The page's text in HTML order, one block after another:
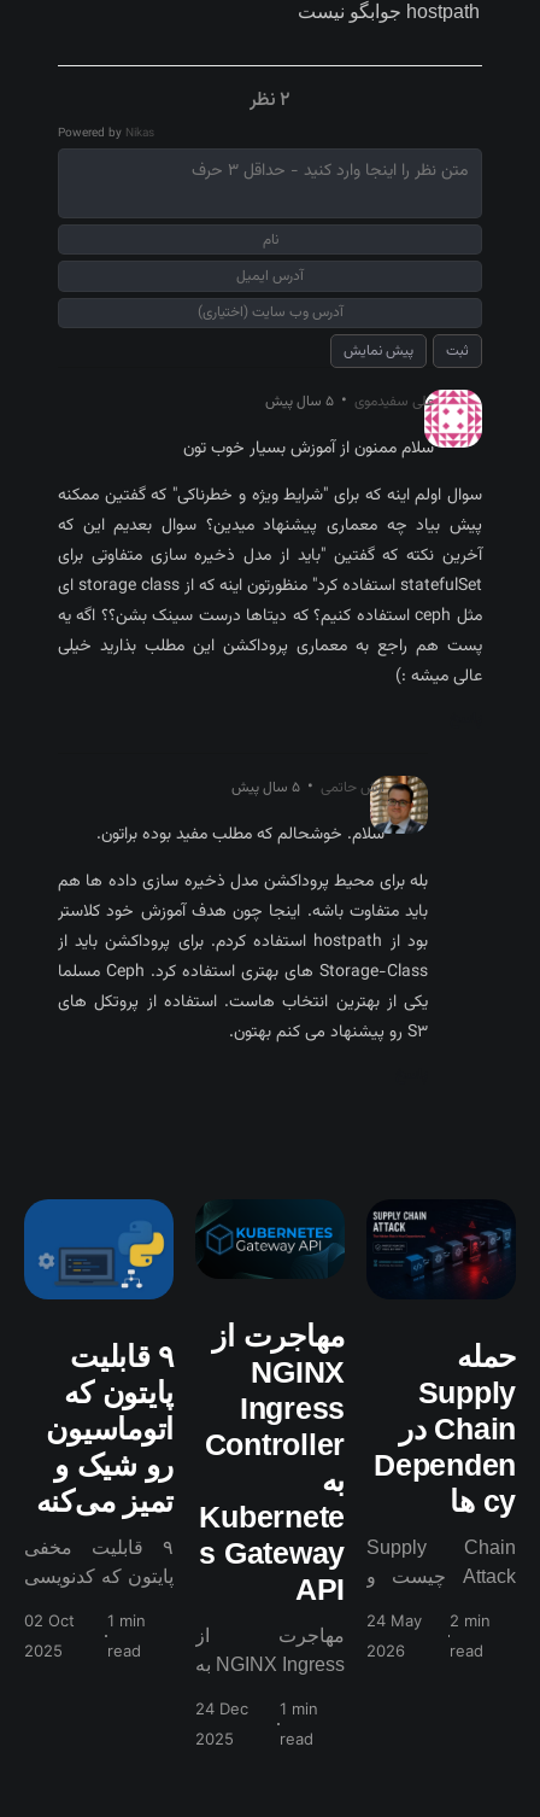
hostpath جوابگو نیست
2 نظر
Powered by Nikas
متن نظر را اینجا وارد کنید - حداقل ۳ حرف
علی سفیدموی • 5 سال پیش
سلام ممنون از آموزش بسیار خوب تون
سوال اولم اینه که برای "شرایط ویژه و خطرناکی" که گفتین ممکنه
پیش بیاد چه معماری پیشنهاد میدین؟ سوال بعدیم این که
آخرین نکته که گفتین "باید از مدل ذخیره سازی متفاوتی برای
statefulSet استفاده کرد" منظورتون اینه که از storage class ای
مثل ceph استفاده کنیم؟ که دیتاها درست سینک بشن؟؟ اگه یه
پست هم راجع به معماری پروداکشن این مطلب بذارید خیلی
عالی میشه :)
آرش حاتمی • 5 سال پیش
سلام. خوشحالم که مطلب مفید بوده براتون.
بله برای محیط پروداکشن مدل ذخیره سازی داده ها هم
باید متفاوت باشه. اینجا چون هدف آموزش خود کلاستر
بود از hostpath استفاده کردم. برای پروداکشن باید از
Storage-Class های بهتری استفاده کرد. Ceph مسلما
یکی از بهترین انتخاب هاست. استفاده از پروتکل های
S3 رو پیشنهاد می کنم بهتون.
حمله
Supply
Chain در
Dependen
cy ها
Supply Chain
Attack چیست و
آلوده می‌توانند کل
24 May
2026
2 min
read
مهاجرت از
NGINX
Ingress
Controller
به
Kubernete
s Gateway
API
مهاجرت از
NGINX Ingress به
ابزار
24 Dec
2025
1 min
read
۹ قابلیت
پایتون که
اتوماسیون
رو شیک و
تمیز می‌کنه
۹ قابلیت مخفی
پایتون که کدنویسی
ساده‌تر، تمیزتر و
سریع‌تر می‌کنن.
02 Oct
2025
1 min
read